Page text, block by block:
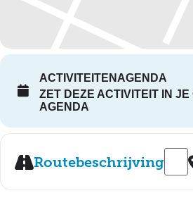
ACTIVITEITENAGENDA
ZET DEZE ACTIVITEIT IN JE
AGENDA
Routebeschrijving